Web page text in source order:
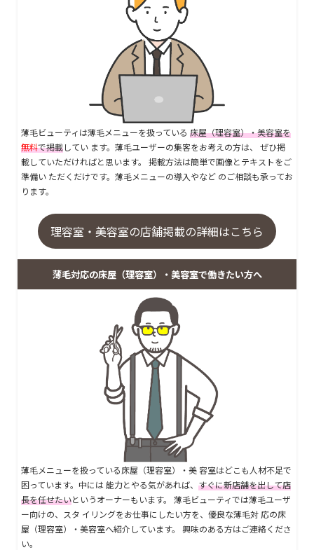
薄毛ビューティは薄毛メニューを扱っている 床屋（理容室）・美容室を
無料で掲載してい ます。薄毛ユーザーの集客をお考えの方は、 ぜひ掲
載していただければと思います。 掲載方法は簡単で画像とテキストをご
準備い ただくだけです。薄毛メニューの導入やなど のご相談も承ってお
ります。
理容室・美容室の店舗掲載の詳細はこちら
薄毛対応の床屋（理容室）・美容室で働きたい方へ
薄毛メニューを扱っている床屋（理容室）・美 容室はどこも人材不足で
困っています。中には 能力とやる気があれば、 すぐに新店舗を出して店
長を任せたいというオーナーもいます。 薄毛ビューティでは薄毛ユーザ
ー向けの、スタ イリングをお仕事にしたい方を、優良な薄毛対 応の床
屋（理容室）・美容室へ紹介しています。 興味のある方はご連絡くださ
い。